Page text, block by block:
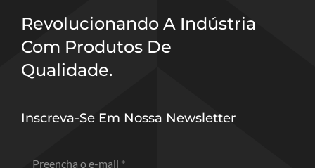
Revolucionando A Indústria
Com Produtos De
Qualidade.
Inscreva-Se Em Nossa Newsletter